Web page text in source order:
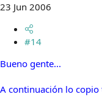
23 Jun 2006
#14
Bueno gente...
A continuación lo